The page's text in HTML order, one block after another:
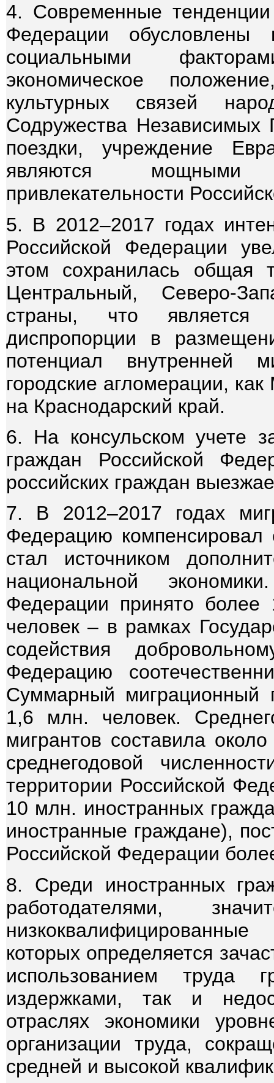
4. Современные
Федерации
социальными
экономическое
культурных связей
Содружества Независимых
поездки, учреждение
являются мощными
привлекательности
5. В 2012–2017 годах
Российской Федерации
этом сохранилась общая
Центральный, Северо-
страны, что является
диспропорции в
потенциал внутренней
городские агломерации,
на Краснодарский край.
6. На консульском учете
граждан Российской
российских граждан
7. В 2012–2017 годах
Федерацию компенсировал
стал источником
национальной
Федерации принято
человек – в рамках
содействия
Федерацию
Суммарный миграционный
1,6 млн. человек.
мигрантов составила
среднегодовой
территории Российской
10 млн. иностранных
иностранные граждане),
Российской Федерации
8. Среди иностранных
работодателями,
которых определяется
использованием труда
издержками, так и
отраслях экономики
организации труда,
средней и высокой